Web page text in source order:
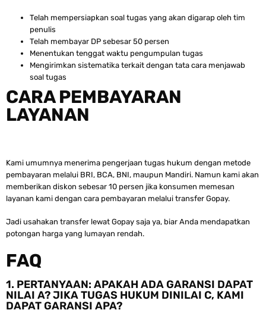
Telah mempersiapkan soal tugas yang akan digarap oleh tim
penulis
Telah membayar DP sebesar 50 persen
Menentukan tenggat waktu pengumpulan tugas
Mengirimkan sistematika terkait dengan tata cara menjawab
soal tugas
CARA PEMBAYARAN
LAYANAN
Kami umumnya menerima pengerjaan tugas hukum dengan metode
pembayaran melalui BRI, BCA, BNI, maupun Mandiri. Namun kami akan
memberikan diskon sebesar 10 persen jika konsumen memesan
layanan kami dengan cara pembayaran melalui transfer Gopay.
Jadi usahakan transfer lewat Gopay saja ya, biar Anda mendapatkan
potongan harga yang lumayan rendah.
FAQ
1. PERTANYAAN: APAKAH ADA GARANSI DAPAT
NILAI A? JIKA TUGAS HUKUM DINILAI C, KAMI
DAPAT GARANSI APA?